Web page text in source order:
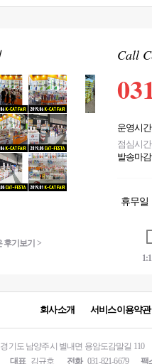
더 많은 후기
후기보기 >
Call
운영시
점심시
발송마
휴무일
회사소개 서비스이용약관
경기도 남양주시 별내면 용암도감말길 110
대표 김규호 전화 031-821-6679 팩